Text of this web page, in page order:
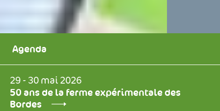
Agenda
29 - 30 mai 2026
50 ans de la ferme expérimentale des
Bordes